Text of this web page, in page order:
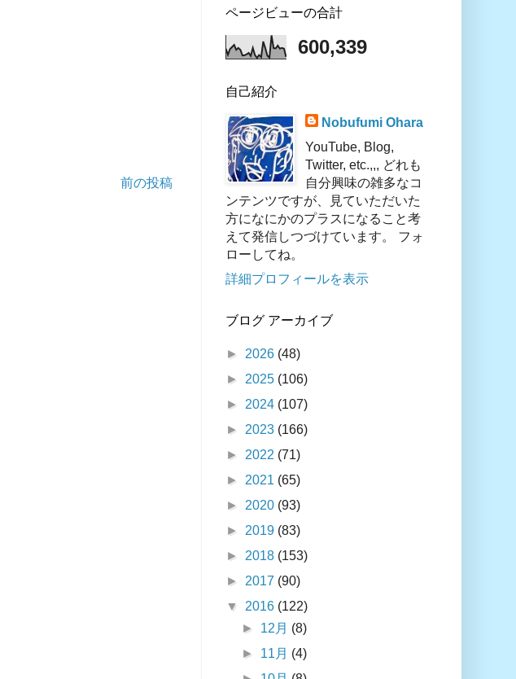
前の投稿
ページビューの合計
600,339
自己紹介
Nobufumi Ohara
YouTube, Blog,
Twitter, etc.,,, どれも
自分興味の雑多なコ
ンテンツですが、見ていただいた
方になにかのプラスになること考
えて発信しつづけています。 フォ
ローしてね。
詳細プロフィールを表示
ブログ アーカイブ
► 2026 (48)
► 2025 (106)
► 2024 (107)
► 2023 (166)
► 2022 (71)
► 2021 (65)
► 2020 (93)
► 2019 (83)
► 2018 (153)
► 2017 (90)
▼ 2016 (122)
► 12月 (8)
► 11月 (4)